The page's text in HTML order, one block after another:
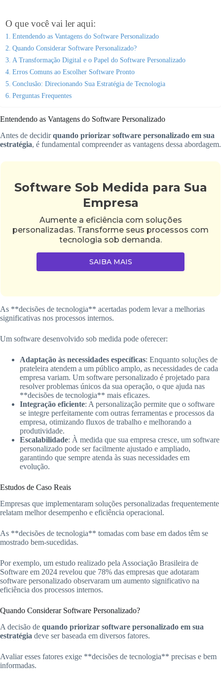
O que você vai ler aqui:
Entendendo as Vantagens do Software Personalizado
Quando Considerar Software Personalizado?
A Transformação Digital e o Papel do Software Personalizado
Erros Comuns ao Escolher Software Pronto
Conclusão: Direcionando Sua Estratégia de Tecnologia
Perguntas Frequentes
Entendendo as Vantagens do Software Personalizado
Antes de decidirquando priorizar software personalizado em sua
estratégia, é fundamental compreender as vantagens dessa abordagem.
Software Sob Medida para Sua
Empresa
Aumente a eficiência com soluções
personalizadas. Transforme seus processos com
tecnologia sob demanda.
SAIBA MAIS
As **decisões de tecnologia** acertadas podem levar a melhorias
significativas nos processos internos.
Um software desenvolvido sob medida pode oferecer:
Adaptação às necessidades específicas: Enquanto soluções de
prateleira atendem a um público amplo, as necessidades de cada
empresa variam. Um software personalizado é projetado para
resolver problemas únicos da sua operação, o que ajuda nas
**decisões de tecnologia** mais eficazes.
Integração eficiente: A personalização permite que o software
se integre perfeitamente com outras ferramentas e processos da
empresa, otimizando fluxos de trabalho e melhorando a
produtividade.
Escalabilidade: À medida que sua empresa cresce, um software
personalizado pode ser facilmente ajustado e ampliado,
garantindo que sempre atenda às suas necessidades em
evolução.
Estudos de Caso Reais
Empresas que implementaram soluções personalizadas frequentemente
relatam melhor desempenho e eficiência operacional.
As **decisões de tecnologia** tomadas com base em dados têm se
mostrado bem-sucedidas.
Por exemplo, um estudo realizado pela Associação Brasileira de
Software em 2024 revelou que 78% das empresas que adotaram
software personalizado observaram um aumento significativo na
eficiência dos processos internos.
Quando Considerar Software Personalizado?
A decisão de quando priorizar software personalizado em sua
estratégia deve ser baseada em diversos fatores.
Avaliar esses fatores exige **decisões de tecnologia** precisas e bem
informadas.